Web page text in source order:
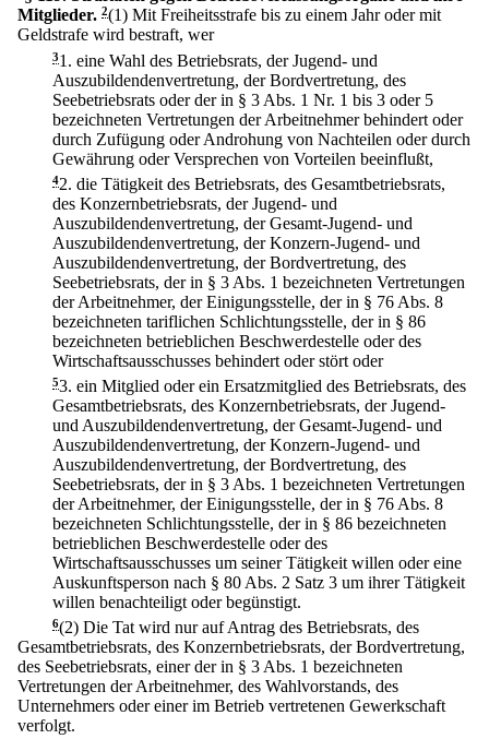
Mitglieder. 2(1) Mit Freiheitsstrafe bis zu einem Jahr oder mit
Geldstrafe wird bestraft, wer
31. eine Wahl des Betriebsrats, der Jugend- und
Auszubildendenvertretung, der Bordvertretung, des
Seebetriebsrats oder der in § 3 Abs. 1 Nr. 1 bis 3 oder 5
bezeichneten Vertretungen der Arbeitnehmer behindert oder
durch Zufügung oder Androhung von Nachteilen oder durch
Gewährung oder Versprechen von Vorteilen beeinflußt,
42. die Tätigkeit des Betriebsrats, des Gesamtbetriebsrats,
des Konzernbetriebsrats, der Jugend- und
Auszubildendenvertretung, der Gesamt-Jugend- und
Auszubildendenvertretung, der Konzern-Jugend- und
Auszubildendenvertretung, der Bordvertretung, des
Seebetriebsrats, der in § 3 Abs. 1 bezeichneten Vertretungen
der Arbeitnehmer, der Einigungsstelle, der in § 76 Abs. 8
bezeichneten tariflichen Schlichtungsstelle, der in § 86
bezeichneten betrieblichen Beschwerdestelle oder des
Wirtschaftsausschusses behindert oder stört oder
53. ein Mitglied oder ein Ersatzmitglied des Betriebsrats, des
Gesamtbetriebsrats, des Konzernbetriebsrats, der Jugend-
und Auszubildendenvertretung, der Gesamt-Jugend- und
Auszubildendenvertretung, der Konzern-Jugend- und
Auszubildendenvertretung, der Bordvertretung, des
Seebetriebsrats, der in § 3 Abs. 1 bezeichneten Vertretungen
der Arbeitnehmer, der Einigungsstelle, der in § 76 Abs. 8
bezeichneten Schlichtungsstelle, der in § 86 bezeichneten
betrieblichen Beschwerdestelle oder des
Wirtschaftsausschusses um seiner Tätigkeit willen oder eine
Auskunftsperson nach § 80 Abs. 2 Satz 3 um ihrer Tätigkeit
willen benachteiligt oder begünstigt.
6(2) Die Tat wird nur auf Antrag des Betriebsrats, des
Gesamtbetriebsrats, des Konzernbetriebsrats, der Bordvertretung,
des Seebetriebsrats, einer der in § 3 Abs. 1 bezeichneten
Vertretungen der Arbeitnehmer, des Wahlvorstands, des
Unternehmers oder einer im Betrieb vertretenen Gewerkschaft
verfolgt.